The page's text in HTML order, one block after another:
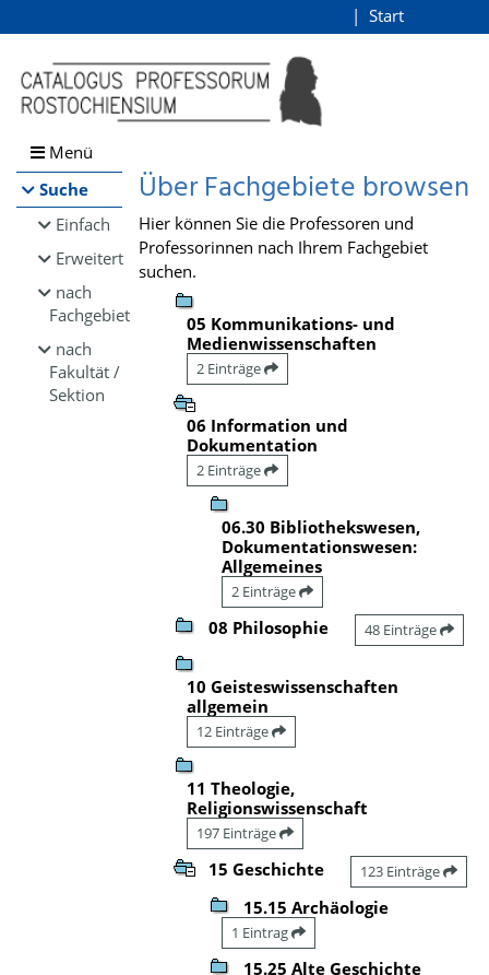
Browsen
direkt zum Inhalt
Start
Menü
Suche
Einfach
Erweitert
nach
Fachgebiet
nach
Fakultät /
Sektion
Über Fachgebiete browsen
Hier können Sie die Professoren und
Professorinnen nach Ihrem Fachgebiet
suchen.
05 Kommunikations- und
Medienwissenschaften
2 Einträge
06 Information und
Dokumentation
2 Einträge
06.30 Bibliothekswesen,
Dokumentationswesen:
Allgemeines
2 Einträge
08 Philosophie 48 Einträge
10 Geisteswissenschaften
allgemein
12 Einträge
11 Theologie,
Religionswissenschaft
197 Einträge
15 Geschichte 123 Einträge
15.15 Archäologie
1 Eintrag
15.25 Alte Geschichte